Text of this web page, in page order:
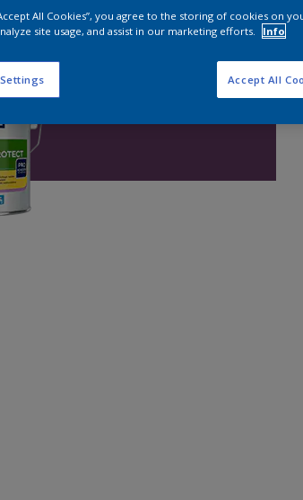
All Cookies”, you agree to the storing of cookies on
site usage, and assist in our marketing efforts.
Info
Accept All